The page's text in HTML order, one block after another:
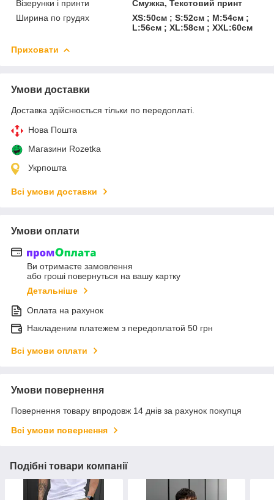
Візерунки і принти
Смужка, Текстовий принт
Ширина по грудях
XS:50см ; S:52см ; M:54см ;
L:56см ; XL:58см ; XXL:60см
Приховати
Умови доставки
Доставка здійснюється тільки по передоплаті.
Нова Пошта
Магазини Rozetka
Укрпошта
Всі умови доставки
Умови оплати
Ви отримаєте замовлення
або гроші повернуться на вашу картку
Детальніше
Оплата на рахунок
Накладеним платежем з передоплатой 50 грн
Всі умови оплати
Умови повернення
Повернення товару впродовж 14 днів за рахунок покупця
Всі умови повернення
Подібні товари компанії